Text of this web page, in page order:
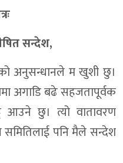
सन्देश,
अनुसन्धानले म खुशी छु।
अगाडि बढे सहजतापूर्वक
आउने छु। त्यो वातावरण
पनि मैले सन्देश